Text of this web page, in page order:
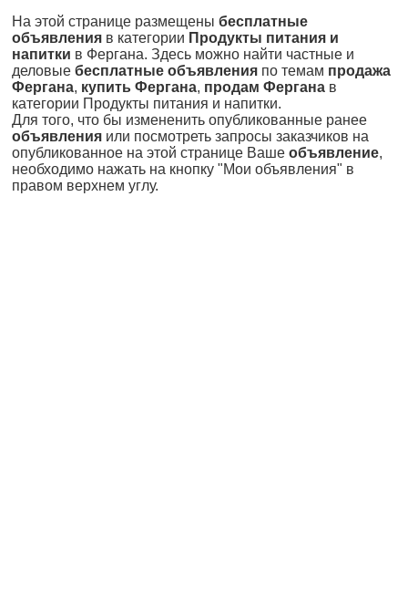
На этой странице размещены бесплатные
объявления в категории Продукты питания и
напитки в Фергана. Здесь можно найти частные и
деловые бесплатные объявления по темам продажа
Фергана, купить Фергана, продам Фергана в
категории Продукты питания и напитки.
Для того, что бы измененить опубликованные ранее
объявления или посмотреть запросы заказчиков на
опубликованное на этой странице Ваше объявление,
необходимо нажать на кнопку "Мои объявления" в
правом верхнем углу.